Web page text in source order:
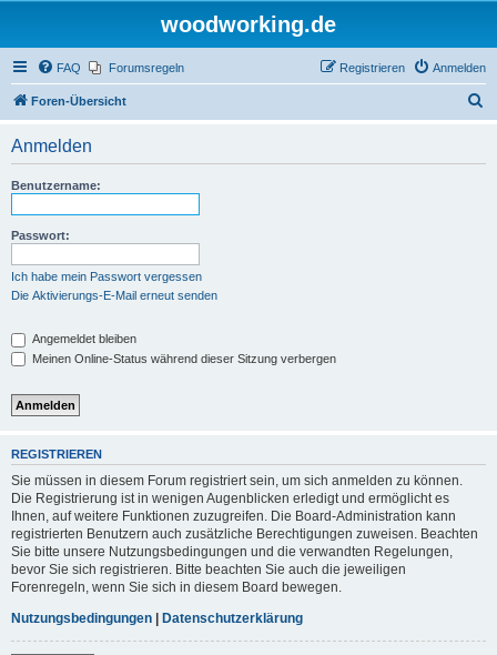
woodworking.de
FAQ Forumsregeln Anmelden
Registrieren
Foren-Übersicht
Anmelden
Benutzername:
Passwort:
Ich habe mein Passwort vergessen
Die Aktivierungs-E-Mail erneut senden
Angemeldet bleiben
Meinen Online-Status während dieser Sitzung verbergen
REGISTRIEREN
Sie müssen in diesem Forum registriert sein, um sich anmelden zu können.
Die Registrierung ist in wenigen Augenblicken erledigt und ermöglicht es
Ihnen, auf weitere Funktionen zuzugreifen. Die Board-Administration kann
registrierten Benutzern auch zusätzliche Berechtigungen zuweisen. Beachten
Sie bitte unsere Nutzungsbedingungen und die verwandten Regelungen,
bevor Sie sich registrieren. Bitte beachten Sie auch die jeweiligen
Forenregeln, wenn Sie sich in diesem Board bewegen.
Nutzungsbedingungen | Datenschutzerklärung